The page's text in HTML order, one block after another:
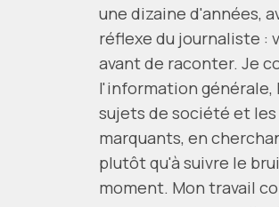
une dizaine d'années,
réflexe du journaliste :
avant de raconter. Je
l'information générale,
sujets de société et
marquants, en
plutôt qu'à suivre le
moment. Mon travail